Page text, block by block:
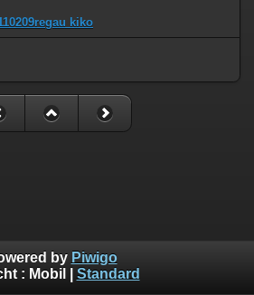
kiko
by Piwigo
: Mobil Standard